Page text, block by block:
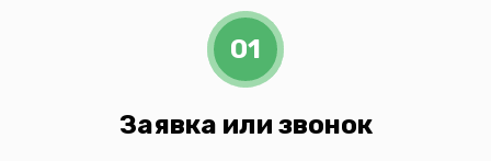
01
Заявка или звонок